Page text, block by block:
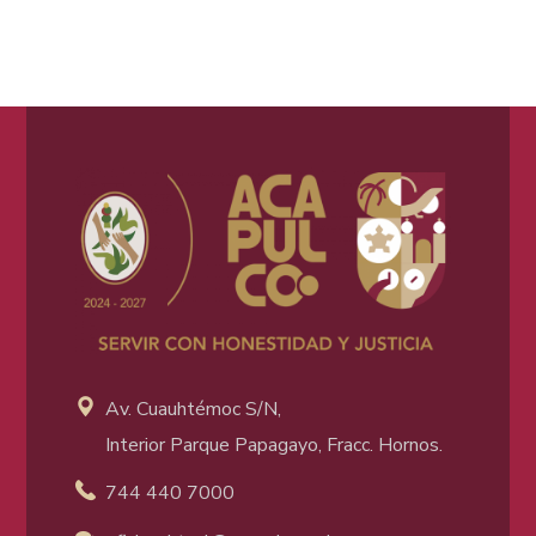
Av. Cuauhtémoc S/N,
Interior Parque Papagayo, Fracc. Hornos.
744 440 7000